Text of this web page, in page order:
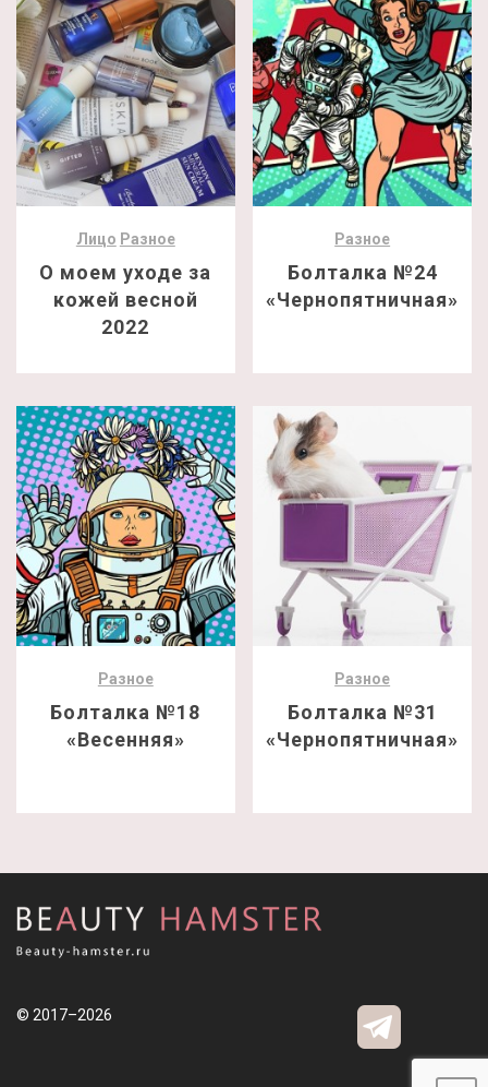
Лицо Разное
О моем уходе за
кожей весной
2022
Разное
Болталка №24
«Чернопятничная»
Разное
Болталка №18
«Весенняя»
Разное
Болталка №31
«Чернопятничная»
© 2017–2026